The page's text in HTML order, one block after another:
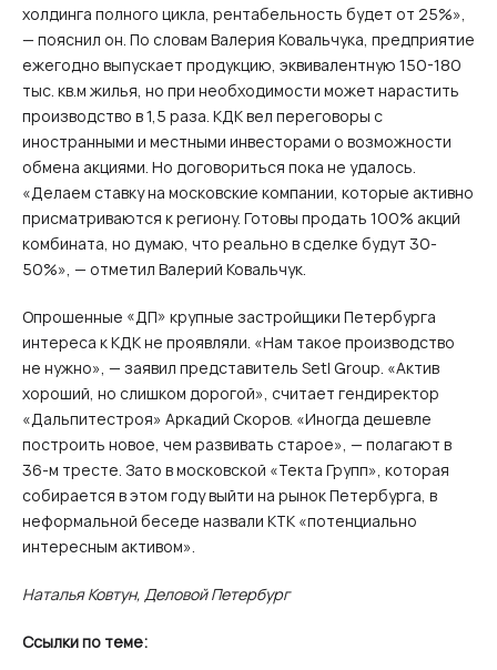
холдинга полного цикла, рентабельность будет от 25%»,
— пояснил он. По словам Валерия Ковальчука, предприятие
ежегодно выпускает продукцию, эквивалентную 150-180
тыс. кв.м жилья, но при необходимости может нарастить
производство в 1,5 раза. КДК вел переговоры с
иностранными и местными инвесторами о возможности
обмена акциями. Но договориться пока не удалось.
«Делаем ставку на московские компании, которые активно
присматриваются к региону. Готовы продать 100% акций
комбината, но думаю, что реально в сделке будут 30-
50%», — отметил Валерий Ковальчук.
Опрошенные «ДП» крупные застройщики Петербурга
интереса к КДК не проявляли. «Нам такое производство
не нужно», — заявил представитель Setl Group. «Актив
хороший, но слишком дорогой», считает гендиректор
«Дальпитестроя» Аркадий Скоров. «Иногда дешевле
построить новое, чем развивать старое», — полагают в
36-м тресте. Зато в московской «Текта Групп», которая
собирается в этом году выйти на рынок Петербурга, в
неформальной беседе назвали КТК «потенциально
интересным активом».
Наталья Ковтун, Деловой Петербург
Ссылки по теме: